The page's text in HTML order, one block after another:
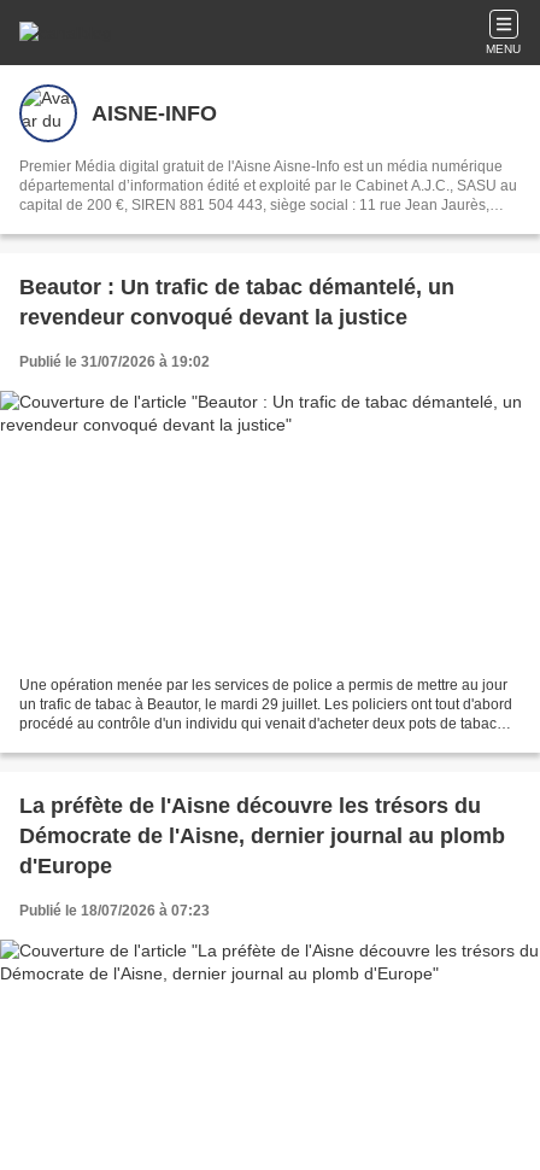
MENU
AISNE-INFO
Premier Média digital gratuit de l'Aisne Aisne-Info est un média numérique
départemental d’information édité et exploité par le Cabinet A.J.C., SASU au
capital de 200 €, SIREN 881 504 443, siège social : 11 rue Jean Jaurès,
départementales et espaces publicitaires pour les entreprises, associations
Beautor : Un trafic de tabac démantelé, un
revendeur convoqué devant la justice
Publié le 31/07/2026 à 19:02
Une opération menée par les services de police a permis de mettre au jour
un trafic de tabac à Beautor, le mardi 29 juillet. Les policiers ont tout d'abord
procédé au contrôle d'un individu qui venait d'acheter deux pots de tabac
La préfète de l'Aisne découvre les trésors du
Démocrate de l'Aisne, dernier journal au plomb
d'Europe
Publié le 18/07/2026 à 07:23